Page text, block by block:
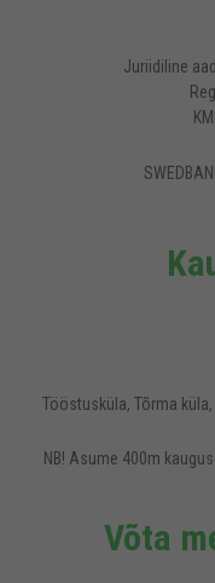
Juriidiline
Tööstusküla, Tõrma
NB! Asume 400m
Võta